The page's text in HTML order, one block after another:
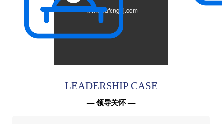
www.dafenggj.com
LEADERSHIP CASE
— 领导关怀 —